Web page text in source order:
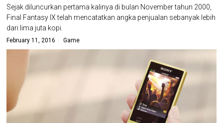
Sejak diluncurkan pertama kalinya di bulan November tahun 2000,
Final Fantasy IX telah mencatatkan angka penjualan sebanyak lebih
dari lima juta kopi.
February 11, 2016 Game